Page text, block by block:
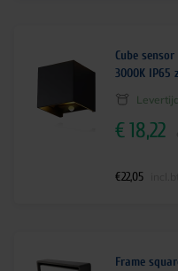
Cube
3000K IP65
€18,22
€22,05
Frame